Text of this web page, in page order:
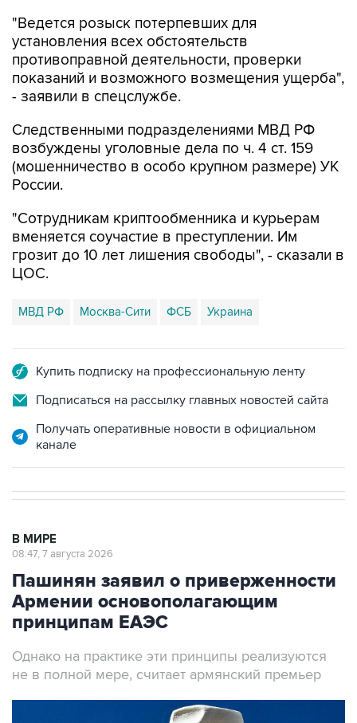
"Ведется розыск потерпевших для
установления всех обстоятельств
противоправной деятельности, проверки
показаний и возможного возмещения ущерба",
- заявили в спецслужбе.
Следственными подразделениями МВД РФ
возбуждены уголовные дела по ч. 4 ст. 159
(мошенничество в особо крупном размере) УК
России.
"Сотрудникам криптообменника и курьерам
вменяется соучастие в преступлении. Им
грозит до 10 лет лишения свободы", - сказали в
ЦОС.
МВД РФ Москва-Сити ФСБ Украина
Купить подписку на профессиональную ленту
Подписаться на рассылку главных новостей сайта
Получать оперативные новости в официальном
канале
В МИРЕ
08:47, 7 августа 2026
Пашинян заявил о приверженности
Армении основополагающим
принципам ЕАЭС
Однако на практике эти принципы реализуются
не в полной мере, считает армянский премьер